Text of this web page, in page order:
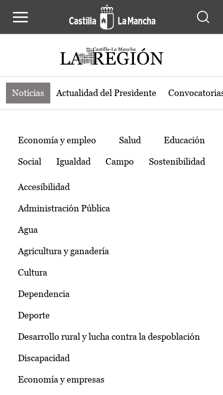
Noticias de la región de Castilla-La
Noticias Actualidad del Presidente
Temas
Economía y empleo Salud Educación
Social Igualdad Campo Sostenibilidad
Accesibilidad
Administración Pública
Agua
Agricultura y ganadería
Cultura
Dependencia
Deporte
Desarrollo rural y lucha contra la despoblación
Discapacidad
Economía y empresas